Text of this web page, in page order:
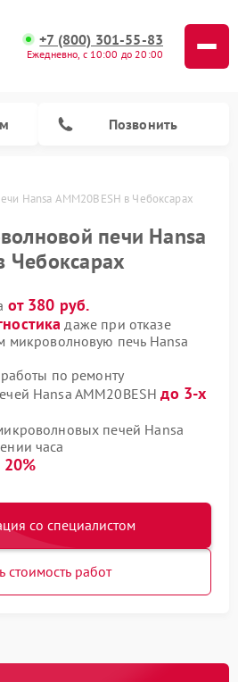
+7 (800) 301-55-83
Ежедневно, с 10:00 до 20:00
Позвонить
Hansa AMM20BESH в Чебоксарах
печи Hansa
Чебоксарах
от 380 руб.
даже при отказе
микроволновую печь Hansa
по ремонту
Hansa AMM20BESHдо 3-х
печей Hansa
часа
20%
со специалистом
стоимость работ